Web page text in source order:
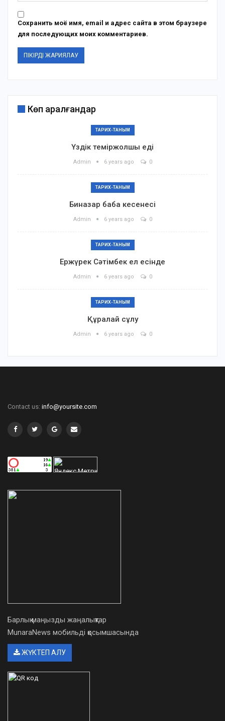
Сохранить моё имя, email и адрес сайта в этом браузере
для последующих моих комментариев.
Көп қаралғандар
ТАРИХ-ТАНЫМ
Үздік теміржолшы еді
Admin 6 years ago 0
ТАРИХ-ТАНЫМ
Биназар баба кесенесі
Admin 6 years ago 0
ТАРИХ-ТАНЫМ
Ержүрек Сәтімбек ел есінде
Admin 6 years ago 0
ТАРИХ-ТАНЫМ
Құралай сұлу
Admin 6 years ago 0
Contact us: info@yoursite.com
Барлық маңызды жаңалықтар
MunaraNews мобильді қосымшасында
ЖҮКТЕП АЛУ